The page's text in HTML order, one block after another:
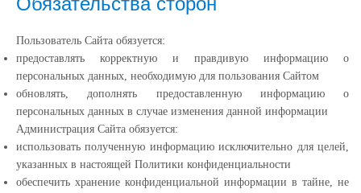
Пользователь Сайта обязуется:
предоставлять корректную и правдивую информацию о
персональных данных, необходимую для пользования Сайтом
обновлять, дополнять предоставленную информацию о
персональных данных в случае изменения данной информации
Администрация Сайта обязуется:
использовать полученную информацию исключительно для целей,
указанных в настоящей Политики конфиденциальности
обеспечить хранение конфиденциальной информации в тайне, не